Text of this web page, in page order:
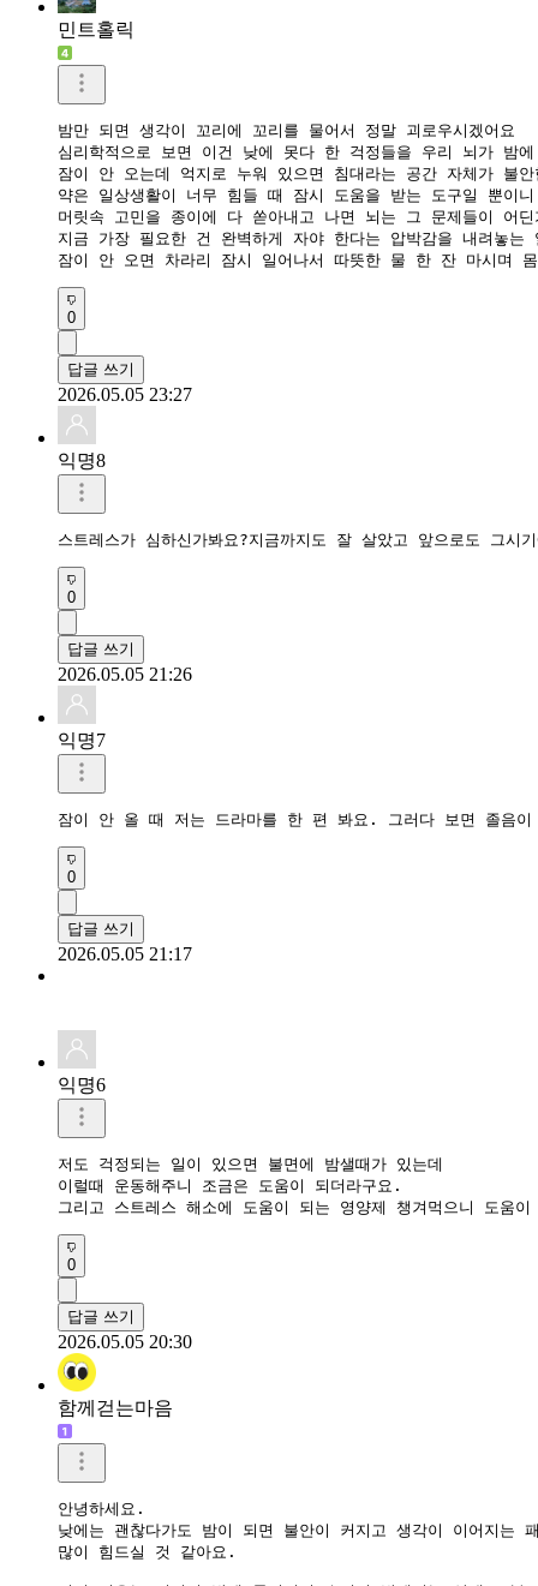
민트홀릭
밤만 되면 생각이 꼬리에 꼬리를 물어서 정말 괴로우시겠어요
심리학적으로 보면 이건 낮에 못다 한 걱정들을 우리 뇌가 밤
잠이 안 오는데 억지로 누워 있으면 침대라는 공간 자체가 불
약은 일상생활이 너무 힘들 때 잠시 도움을 받는 도구일 뿐이
머릿속 고민을 종이에 다 쏟아내고 나면 뇌는 그 문제들이 어
지금 가장 필요한 건 완벽하게 자야 한다는 압박감을 내려놓는
잠이 안 오면 차라리 잠시 일어나서 따뜻한 물 한 잔 마시며
0
답글 쓰기
2026.05.05 23:27
익명8
스트레스가 심하신가봐요?지금까지도 잘 살았고 앞으로도 그시
0
답글 쓰기
2026.05.05 21:26
익명7
잠이 안 올 때 저는 드라마를 한 편 봐요. 그러다 보면 졸음
0
답글 쓰기
2026.05.05 21:17
익명6
저도 걱정되는 일이 있으면 불면에 밤샐때가 있는데
이럴때 운동해주니 조금은 도움이 되더라구요.
그리고 스트레스 해소에 도움이 되는 영양제 챙겨먹으니 도움
0
답글 쓰기
2026.05.05 20:30
함께걷는마음
안녕하세요.
낮에는 괜찮다가도 밤이 되면 불안이 커지고 생각이 이어지는
많이 힘드실 것 같아요.